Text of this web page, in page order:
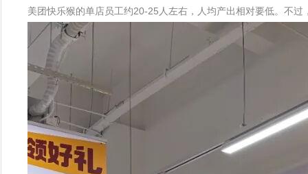
美团快乐猴的单店员工约20-25人左右，人均产出相对要低。不